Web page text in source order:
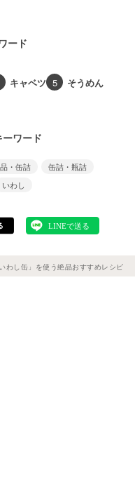
ード
キャベツ 5 そうめん
ワード
・缶詰
缶詰・瓶詰
いわし
いわし缶」を使う絶品おすすめレシピ15